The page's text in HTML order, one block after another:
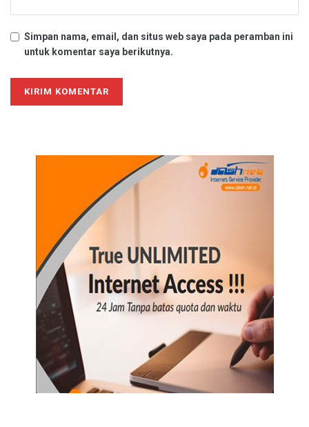
Simpan nama, email, dan situs web saya pada peramban ini
untuk komentar saya berikutnya.